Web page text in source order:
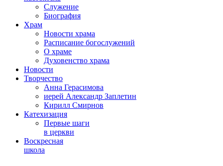
Служение
Биография
Храм
Новости храма
Расписание богослужений
О храме
Духовенство храма
Новости
Творчество
Анна Герасимова
иерей Александр Заплетин
Кирилл Смирнов
Катехизация
Первые шаги
в церкви
Воскресная
школа